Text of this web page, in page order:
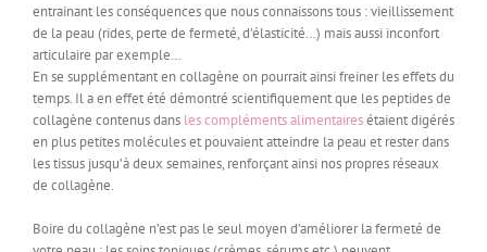
entrainant les conséquences que nous connaissons tous : vieillissement
de la peau (rides, perte de fermeté, d’élasticité…) mais aussi inconfort
articulaire par exemple…
En se supplémentant en collagène on pourrait ainsi freiner les effets du
temps. Il a en effet été démontré scientifiquement que les peptides de
collagène contenus dans les compléments alimentairesétaient digérés
en plus petites molécules et pouvaient atteindre la peau et rester dans
les tissus jusqu’à deux semaines, renforçant ainsi nos propres réseaux
de collagène.
Boire du collagène n’est pas le seul moyen d’améliorer la fermeté de